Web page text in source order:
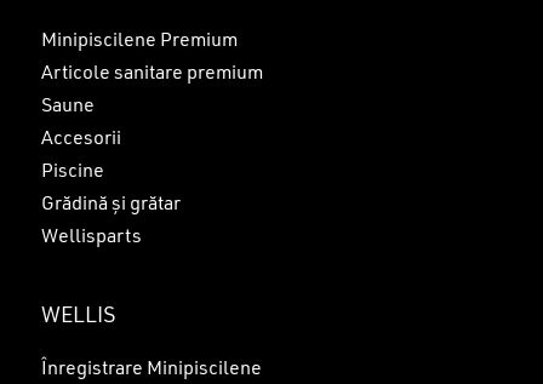
Minipiscilene Premium
Articole sanitare premium
Saune
Accesorii
Piscine
Grădină și grătar
Wellisparts
WELLIS
Înregistrare Minipiscilene